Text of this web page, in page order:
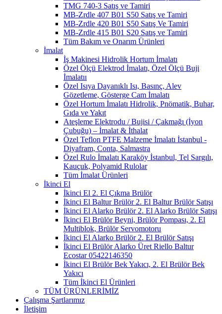
TMG 740-3 Satış ve Tamiri
MB-Zrdle 407 B01 S50 Satış ve Tamiri
MB-Zrdle 420 B01 S50 Satış Ve Tamiri
MB-Zrdle 415 B01 S20 Satış ve Tamiri
Tüm Bakım ve Onarım Ürünleri
İmalat
İş Makinesi Hidrolik Hortum İmalatı
Özel Ölçü Elektrod İmalatı, Özel Ölçü Buji
İmalatıı
Özel Isıya Dayanıklı Isı, Basınç, Alev
Gözetleme, Gösterge Cam İmalatı
Özel Hortum İmalatı Hidrolik, Pnömatik, Buhar,
Gıda ve Yakıt
Ateşleme Elektrodu / Bujisi / Çakmağı (İyon
Çubuğu) – İmalat & İthalat
Özel Teflon PTFE Malzeme İmalatı İstanbul -
Diyafram, Conta, Salmastra
Özel Rulo İmalatı Karaköy İstanbul, Tel Sargılı,
Kauçuk, Polyamid Rulolar
Tüm İmalat Ürünleri
İkinci El
İkinci El 2. El Çıkma Brülör
İkinci El Baltur Brülör 2. El Baltur Brülör Satışı
İkinci El Alarko Brülör 2. El Alarko Brülör Satışı
İkinci El Brülör Beyni, Brülör Pompası, 2. El
Multiblok, Brülör Servomotoru
İkinci El Alarko Brülör 2. El Brülör Satışı
İkinci El Brülör Alarko Üret Riello Baltur
Ecostar 05422146350
İkinci El Brülör Bek Yakıcı, 2. El Brülör Bek
Yakıcı
Tüm İkinci El Ürünleri
TÜM ÜRÜNLERİMİZ
Çalışma Şartlarımız
İletişim